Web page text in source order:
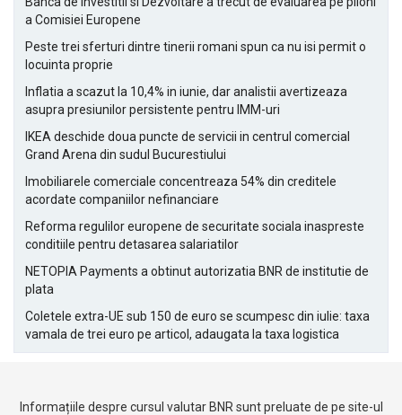
a Comisiei Europene
Peste trei sferturi dintre tinerii romani spun ca nu isi permit o
locuinta proprie
Inflatia a scazut la 10,4% in iunie, dar analistii avertizeaza
asupra presiunilor persistente pentru IMM-uri
IKEA deschide doua puncte de servicii in centrul comercial
Grand Arena din sudul Bucurestiului
Imobiliarele comerciale concentreaza 54% din creditele
acordate companiilor nefinanciare
Reforma regulilor europene de securitate sociala inaspreste
conditiile pentru detasarea salariatilor
NETOPIA Payments a obtinut autorizatia BNR de institutie de
plata
Coletele extra-UE sub 150 de euro se scumpesc din iulie: taxa
vamala de trei euro pe articol, adaugata la taxa logistica
Informațiile despre cursul valutar BNR sunt preluate de pe site-ul